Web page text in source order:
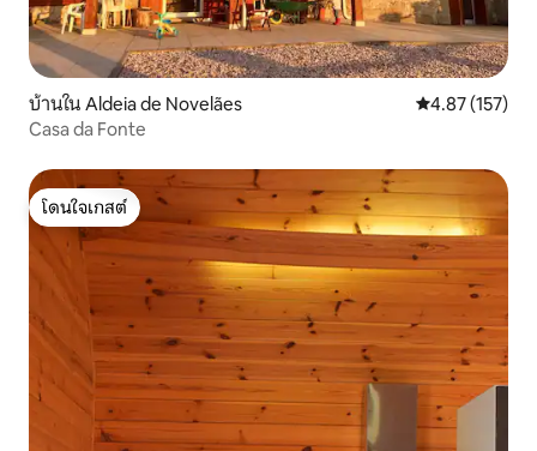
บ้านใน Aldeia de Novelães คะแนนเฉลี่ย
4.87 (157)
Casa da Fonte
โดนใจเกสต์
โดนใจเกสต์